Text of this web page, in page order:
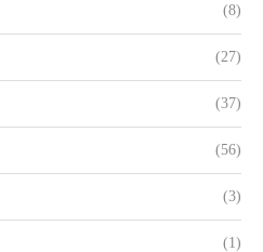
(8)
(27)
(37)
(56)
(3)
(1)